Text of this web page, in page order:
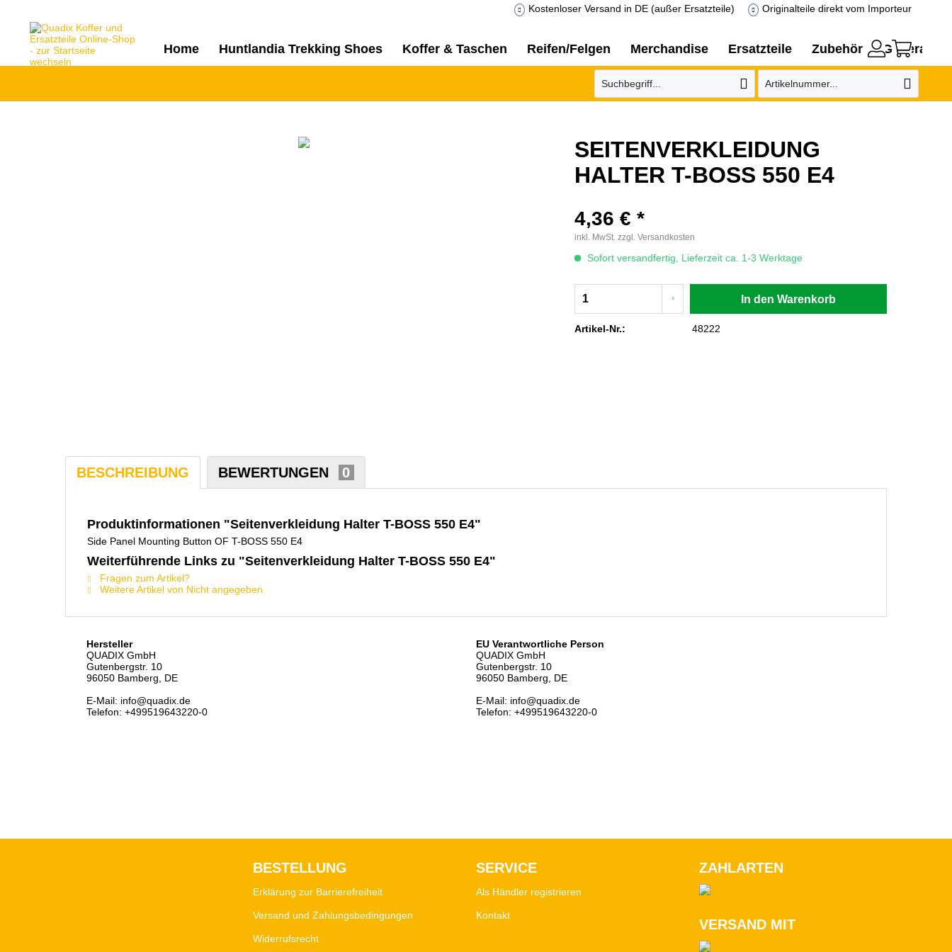
Kostenloser Versand in DE (außer Ersatzteile) Originalteile direkt vom Importeur
Home Huntlandia Trekking Shoes Koffer & Taschen Reifen/Felgen Merchandise Ersatzteile Zubehör
SEITENVERKLEIDUNG
HALTER T-BOSS 550 E4
4,36 € *
inkl. MwSt.zzgl. Versandkosten
Sofort versandfertig, Lieferzeit ca. 1-3 Werktage
In den Warenkorb
Artikel-Nr.: 48222
BESCHREIBUNG BEWERTUNGEN 0
Produktinformationen "Seitenverkleidung Halter T-BOSS 550 E4"
Side Panel Mounting Button OF T-BOSS 550 E4
Weiterführende Links zu "Seitenverkleidung Halter T-BOSS 550 E4"
Fragen zum Artikel?
Weitere Artikel von Nicht angegeben
Hersteller
QUADIX GmbH
Gutenbergstr. 10
96050 Bamberg, DE
E-Mail: info@quadix.de
Telefon: +499519643220-0
EU Verantwortliche Person
QUADIX GmbH
Gutenbergstr. 10
96050 Bamberg, DE
E-Mail: info@quadix.de
Telefon: +499519643220-0
BESTELLUNG
Erklärung zur Barrierefreiheit
Versand und Zahlungsbedingungen
Widerrufsrecht
SERVICE
Als Händler registrieren
Kontakt
ZAHLARTEN
VERSAND MIT